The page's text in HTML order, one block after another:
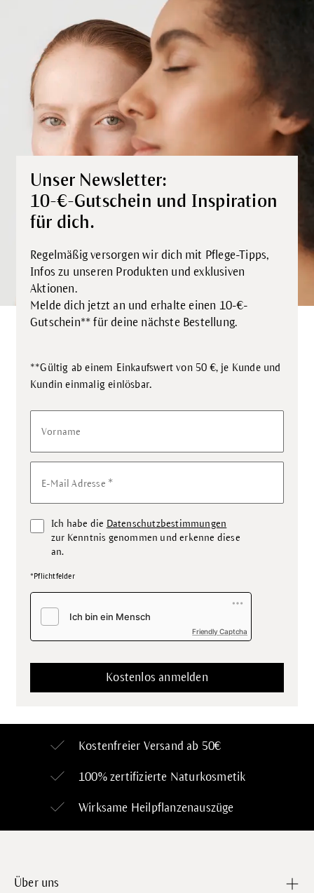
Unser Newsletter:
10-€-Gutschein und Inspiration
für dich.
Regelmäßig versorgen wir dich mit Pflege-Tipps,
Infos zu unseren Produkten und exklusiven
Aktionen.
Melde dich jetzt an und erhalte einen 10-€-
Gutschein** für deine nächste Bestellung.
**Gültig ab einem Einkaufswert von 50 €, je Kunde und
Kundin einmalig einlösbar.
Vorname
E-Mail Adresse *
Ich habe die Datenschutzbestimmungen
zur Kenntnis genommen und erkenne diese
an.
*Pflichtfelder
Friendly Captcha
Kostenfreier Versand ab 50€
100% zertifizierte Naturkosmetik
Wirksame Heilpflanzenauszüge
Über uns